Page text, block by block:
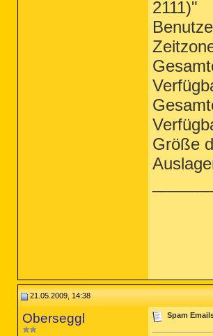
2111)"
Größe
21.05.2009, 14:38
Oberseggl Spam